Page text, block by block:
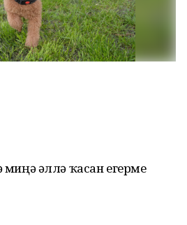
миңә әллә ҡасан егерме